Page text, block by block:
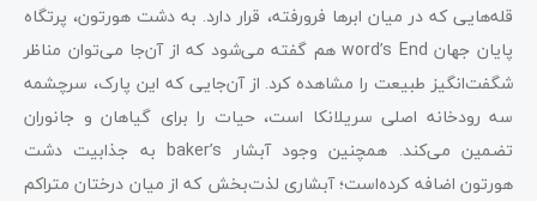
قله‌هایی که در میان ابرها فرورفته‌، قرار دارد. به دشت هورتون، پرتگاه
پایان جهان word’s End هم گفته می‌شود که از آن‌جا می‌توان مناظر
شگفت‌انگیز طبیعت را مشاهده کرد. از آن‌جایی که این پارک، سرچشمه
سه رودخانه اصلی سریلانکا است، حیات را برای گیاهان و جانوران
تضمین می‌کند. همچنین وجود آبشار baker’s به جذابیت دشت
هورتون اضافه کرده‌است؛ آبشاری لذت‌بخش که از میان درختان متراکم